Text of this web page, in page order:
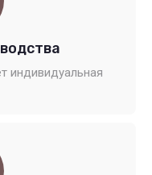
индивидуальная